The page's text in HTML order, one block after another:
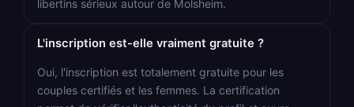
libertins sérieux autour de Molsheim.
L'inscription est-elle vraiment gratuite ?
Oui, l'inscription est totalement gratuite pour les
couples certifiés et les femmes. La certification